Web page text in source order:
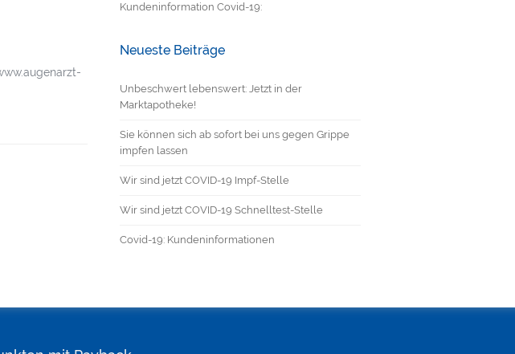
Kundeninformation Covid-19:
Neueste Beiträge
Unbeschwert lebenswert: Jetzt in der
Marktapotheke!
Sie können sich ab sofort bei uns gegen Grippe
impfen lassen
Wir sind jetzt COVID-19 Impf-Stelle
Wir sind jetzt COVID-19 Schnelltest-Stelle
Covid-19: Kundeninformationen